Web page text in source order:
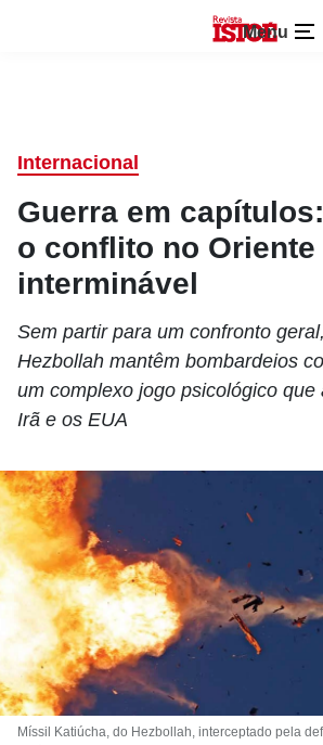
Menu
Internacional
Guerra em
o conflito no Oriente
interminável
Sem partir para um confronto
Hezbollah mantêm bombardeios
um complexo jogo psicológico que
Irã e os EUA
Míssil Katiúcha, do Hezbollah, interceptado pela